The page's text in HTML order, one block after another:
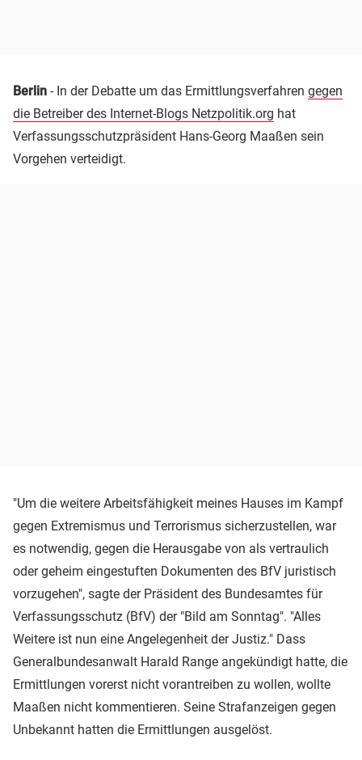
Berlin - In der Debatte um das Ermittlungsverfahren gegen
die Betreiber des Internet-Blogs Netzpolitik.org hat
Verfassungsschutzpräsident Hans-Georg Maaßen sein
Vorgehen verteidigt.
"Um die weitere Arbeitsfähigkeit meines Hauses im Kampf
gegen Extremismus und Terrorismus sicherzustellen, war
es notwendig, gegen die Herausgabe von als vertraulich
oder geheim eingestuften Dokumenten des BfV juristisch
vorzugehen", sagte der Präsident des Bundesamtes für
Verfassungsschutz (BfV) der "Bild am Sonntag". "Alles
Weitere ist nun eine Angelegenheit der Justiz." Dass
Generalbundesanwalt Harald Range angekündigt hatte, die
Ermittlungen vorerst nicht vorantreiben zu wollen, wollte
Maaßen nicht kommentieren. Seine Strafanzeigen gegen
Unbekannt hatten die Ermittlungen ausgelöst.